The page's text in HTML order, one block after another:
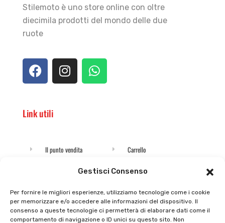
Gestisci Consenso
Per fornire le migliori esperienze, utilizziamo tecnologie come i cookie
per memorizzare e/o accedere alle informazioni del dispositivo. Il
consenso a queste tecnologie ci permetterà di elaborare dati come il
comportamento di navigazione o ID unici su questo sito. Non
Stilemoto è uno store online con oltre
diecimila prodotti del mondo delle due
ruote
Link utili
Il punto vendita
Il mio account
Privacy policy
Cookie policy
Carrello
checkout
Tutti prodotti
Termini e condizioni